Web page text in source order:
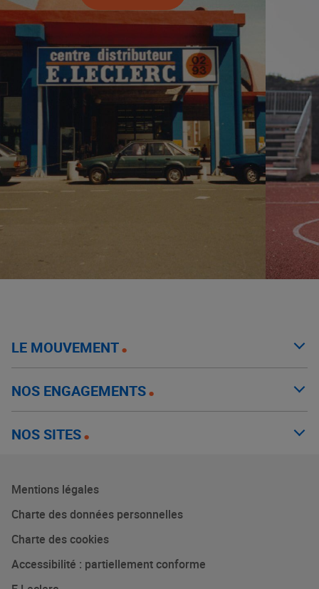
LE MOUVEMENT
NOS ENGAGEMENTS
NOS SITES
Mentions légales
Charte des données personnelles
Charte des cookies
Accessibilité : partiellement conforme